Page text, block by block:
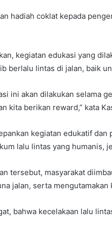
hadiah coklat kepada
kegiatan edukasi yang
berlalu lintas di jalan, baik
ini akan dilakukan selama
kita berikan reward,” kata
kegiatan edukatif
lalu lintas yang humanis,
tersebut, masyarakat
jalan, serta
bahwa kecelakaan lalu